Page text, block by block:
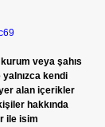
veya şahıs
kendi
yer alan içerikler
hakkında
ile isim